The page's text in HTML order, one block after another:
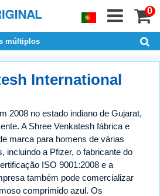
0
múltiplos
International
2008 no estado indiano de Gujarat,
A Shree Venkatesh fábrica e
marca para homens de várias
incluindo a Pfizer, o fabricante do
ISO 9001:2008 e a
também pode comercializar
comprimido azul. Os